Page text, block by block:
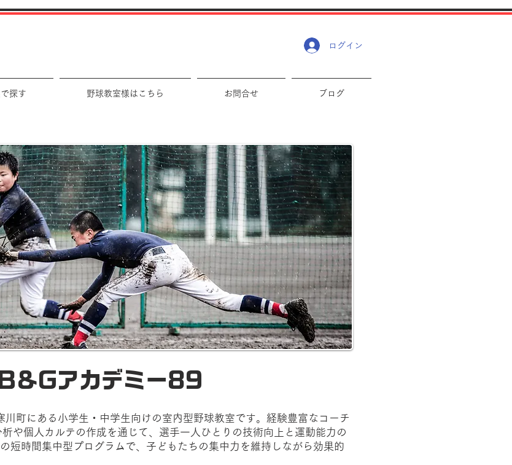
ログイン
探す 野球教室様はこちら お問合せ ブログ
B&Gアカデミー89
川町にある小学生・中学生向けの室内型野球教室です。経験豊富なコーチ
や個人カルテの作成を通じて、選手一人ひとりの技術向上と運動能力の
短時間集中型プログラムで、子どもたちの集中力を維持しながら効果的